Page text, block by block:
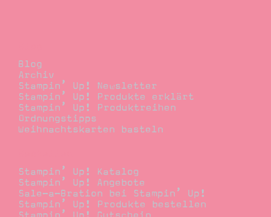
Blog
Archiv
Stampin’ Up! Newsletter
Stampin’ Up! Produkte erklärt
Stampin’ Up! Produktreihen
Ordnungstipps
Weihnachtskarten basteln
Stampin’ Up! Katalog
Stampin’ Up! Angebote
Sale-a-Bration bei Stampin’ Up!
Stampin’ Up! Produkte bestellen